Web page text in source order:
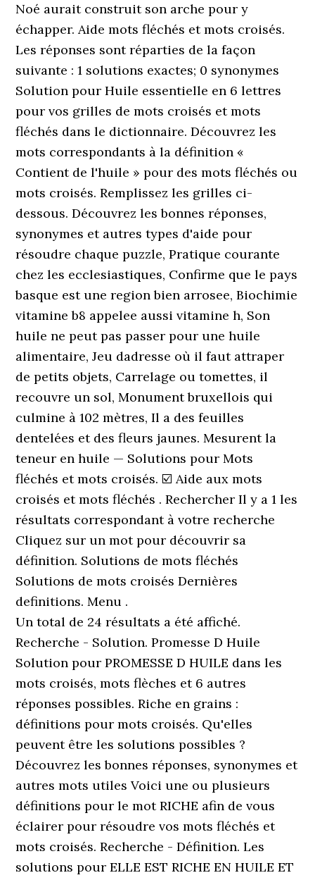
Noé aurait construit son arche pour y
échapper. Aide mots fléchés et mots croisés.
Les réponses sont réparties de la façon
suivante : 1 solutions exactes; 0 synonymes
Solution pour Huile essentielle en 6 lettres
pour vos grilles de mots croisés et mots
fléchés dans le dictionnaire. Découvrez les
mots correspondants à la définition «
Contient de l'huile » pour des mots fléchés ou
mots croisés. Remplissez les grilles ci-
dessous. Découvrez les bonnes réponses,
synonymes et autres types d'aide pour
résoudre chaque puzzle, Pratique courante
chez les ecclesiastiques, Confirme que le pays
basque est une region bien arrosee, Biochimie
vitamine b8 appelee aussi vitamine h, Son
huile ne peut pas passer pour une huile
alimentaire, Jeu dadresse où il faut attraper
de petits objets, Carrelage ou tomettes, il
recouvre un sol, Monument bruxellois qui
culmine à 102 mètres, Il a des feuilles
dentelées et des fleurs jaunes. Mesurent la
teneur en huile — Solutions pour Mots
fléchés et mots croisés. ☑️ Aide aux mots
croisés et mots fléchés . Rechercher Il y a 1 les
résultats correspondant à votre recherche
Cliquez sur un mot pour découvrir sa
définition. Solutions de mots fléchés
Solutions de mots croisés Dernières
definitions. Menu .
Un total de 24 résultats a été affiché.
Recherche - Solution. Promesse D Huile
Solution pour PROMESSE D HUILE dans les
mots croisés, mots flèches et 6 autres
réponses possibles. Riche en grains :
définitions pour mots croisés. Qu'elles
peuvent être les solutions possibles ?
Découvrez les bonnes réponses, synonymes et
autres mots utiles Voici une ou plusieurs
définitions pour le mot RICHE afin de vous
éclairer pour résoudre vos mots fléchés et
mots croisés. Recherche - Définition. Les
solutions pour ELLE EST RICHE EN HUILE ET